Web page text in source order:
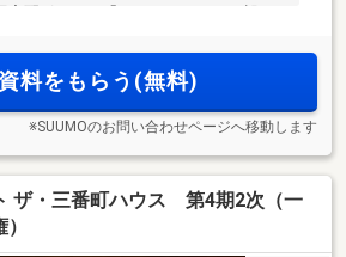
宅配ボックス「Pabbit Locker」を設
在に使いこなす地に誕生するレジデン
資料をもらう(無料)
※SUUMOのお問い合わせページへ移動します
ザ・三番町ハウス 第4期2次（一